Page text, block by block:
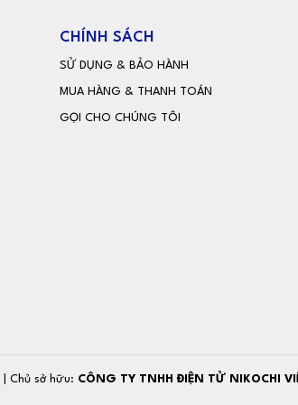
CHÍNH SÁCH
SỬ DỤNG & BẢO HÀNH
MUA HÀNG & THANH TOÁN
GỌI CHO CHÚNG TÔI
| Chủ sở hữu: CÔNG TY TNHH ĐIỆN TỬ NIKOCHI